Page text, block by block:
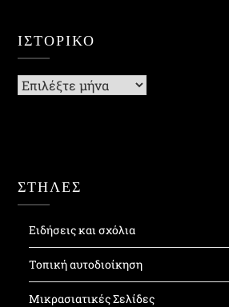
ΙΣΤΟΡΙΚΌ
Ιστορικό
ΣΤΗΛΕΣ
Ειδήσεις και σχόλια
Τοπική αυτοδιοίκηση
Μικρασιατικές Σελίδες